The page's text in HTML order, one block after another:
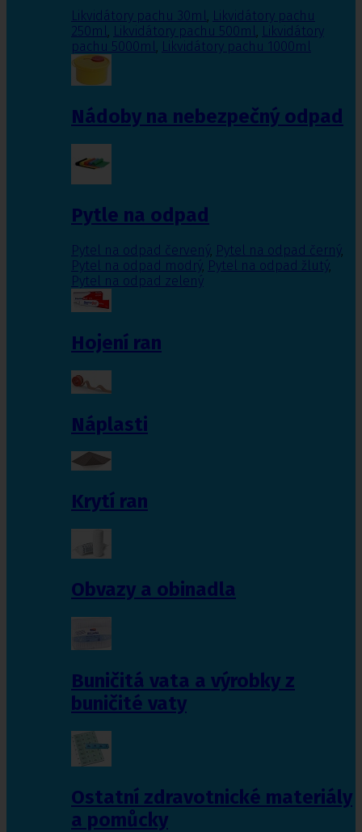
Likvidátory pachu 30ml, Likvidátory pachu
250ml, Likvidátory pachu 500ml, Likvidátory
pachu 5000ml, Likvidátory pachu 1000ml
Nádoby na nebezpečný odpad
Pytle na odpad
Pytel na odpad červený, Pytel na odpad černý,
Pytel na odpad modrý, Pytel na odpad žlutý,
Pytel na odpad zelený
Hojení ran
Náplasti
Krytí ran
Obvazy a obinadla
Buničitá vata a výrobky z
buničité vaty
Ostatní zdravotnické materiály
a pomůcky